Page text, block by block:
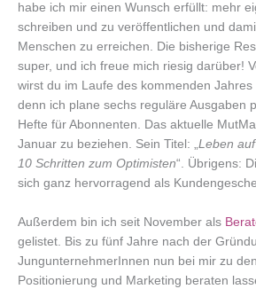
habe ich mir einen Wunsch erfüllt: mehr
schreiben und zu veröffentlichen und
Menschen zu erreichen. Die bisherige
super, und ich freue mich riesig darüber!
wirst du im Laufe des kommenden
denn ich plane sechs reguläre Ausgaben
Hefte für Abonnenten. Das aktuelle
Januar zu beziehen. Sein Titel: „Leben
10 Schritten zum Optimisten“. Übrigens:
sich ganz hervorragend als
Außerdem bin ich seit November als
gelistet. Bis zu fünf Jahre nach der
JungunternehmerInnen nun bei mir zu
Positionierung und Marketing beraten